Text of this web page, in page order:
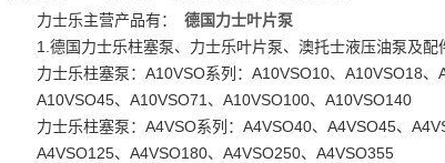
力士乐主营产品有：
德国力士叶片泵
1.德国力士乐柱塞泵、力士乐叶片泵、澳托士液压油泵及配
力士乐柱塞泵：A10VSO系列：A10VSO10、A10VSO18、
A10VSO45、A10VSO71、A10VSO100、A10VSO140
力士乐柱塞泵：A4VSO系列：A4VSO40、A4VSO45、
A4VSO125、A4VSO180、A4VSO250、A4VSO355